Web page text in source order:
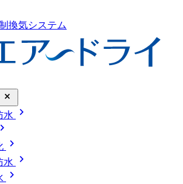
換気システム
close_small
水 chevron_right
chevron_right
chevron_right
水 chevron_right
chevron_right